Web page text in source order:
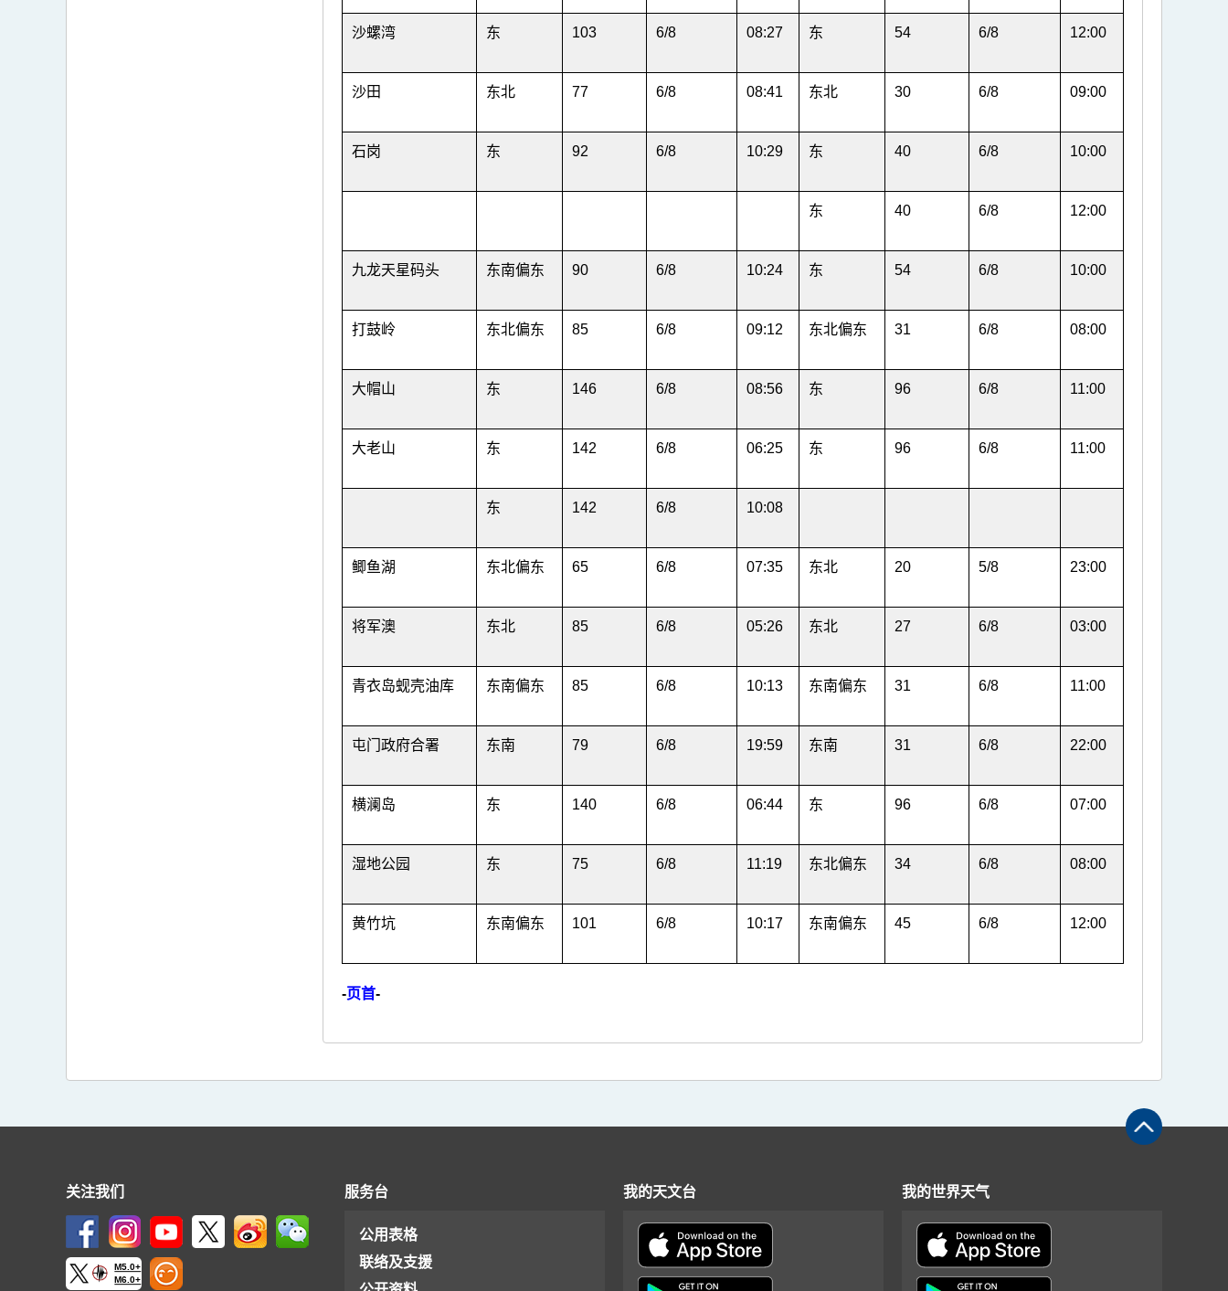
沙螺湾 东 103 6/8 08:27 东 54 6/8 12:00
沙田 东北 77 6/8 08:41 东北 30 6/8 09:00
石岗 东 92 6/8 10:29 东 40 6/8 10:00
东 40 6/8 12:00
九龙天星码头 东南偏东 90 6/8 10:24 东 54 6/8 10:00
打鼓岭 东北偏东 85 6/8 09:12 东北偏东 31 6/8 08:00
大帽山 东 146 6/8 08:56 东 96 6/8 11:00
大老山 东 142 6/8 06:25 东 96 6/8 11:00
东 142 6/8 10:08
鲫鱼湖 东北偏东 65 6/8 07:35 东北 20 5/8 23:00
将军澳 东北 85 6/8 05:26 东北 27 6/8 03:00
青衣岛蚬壳油库 东南偏东 85 6/8 10:13 东南偏东 31 6/8 11:00
屯门政府合署 东南 79 6/8 19:59 东南 31 6/8 22:00
横澜岛 东 140 6/8 06:44 东 96 6/8 07:00
湿地公园 东 75 6/8 11:19 东北偏东 34 6/8 08:00
黄竹坑 东南偏东 101 6/8 10:17 东南偏东 45 6/8 12:00
-页首-
关注我们
M5.0+
M6.0+
服务台
公用表格
联络及支援
我的天文台 我的世界天气